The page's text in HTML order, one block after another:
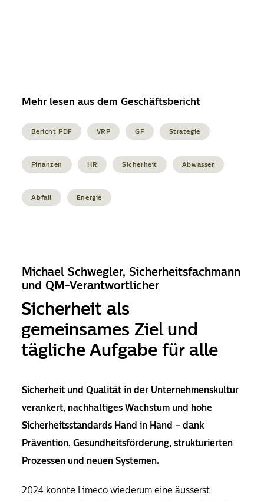
Mehr lesen aus dem Geschäftsbericht
Bericht PDF VRP GF Strategie
Finanzen HR Sicherheit Abwasser
Abfall Energie
Michael Schwegler, Sicherheitsfachmann
und QM-­Verantwortlicher
Sicherheit als
gemeinsames Ziel und
tägliche Aufgabe für alle
Sicherheit und Qualität in der Unternehmenskultur
verankert, nachhaltiges Wachstum und hohe
Sicherheitsstandards Hand in Hand – dank
Prävention, Gesundheitsförderung, strukturierten
Prozessen und neuen Systemen.
2024 konnte Limeco wiederum eine äusserst